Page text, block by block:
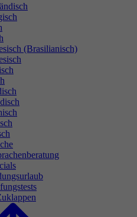
(Brasilianisch)